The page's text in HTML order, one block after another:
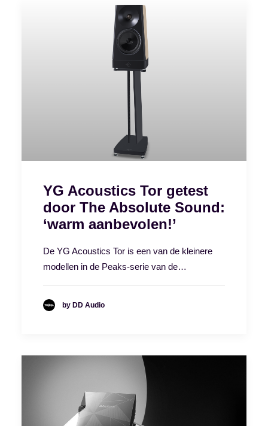
YG Acoustics Tor getest
door The Absolute Sound:
‘warm aanbevolen!’
De YG Acoustics Tor is een van de kleinere
modellen in de Peaks-serie van de…
by DD Audio